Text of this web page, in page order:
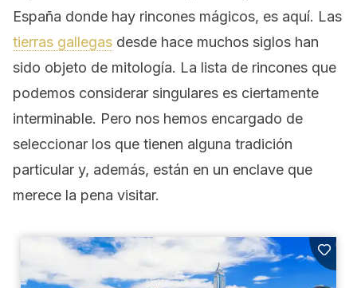
España donde hay rincones mágicos, es aquí. Las
tierras gallegas desde hace muchos siglos han
sido objeto de mitología. La lista de rincones que
podemos considerar singulares es ciertamente
interminable. Pero nos hemos encargado de
seleccionar los que tienen alguna tradición
particular y, además, están en un enclave que
merece la pena visitar.